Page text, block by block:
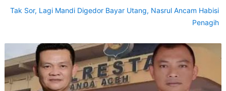
Tak Sor, Lagi Mandi Digedor Bayar Utang, Nasrul Ancam Habisi
Penagih